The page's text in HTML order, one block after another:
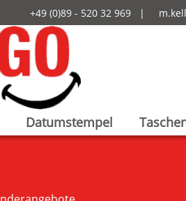
+49 (0)89 - 520 32 969 |
Datumstempel